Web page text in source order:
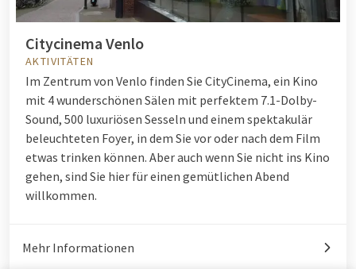
Citycinema Venlo
AKTIVITÄTEN
Im Zentrum von Venlo finden Sie CityCinema, ein Kino
mit 4 wunderschönen Sälen mit perfektem 7.1-Dolby-
Sound, 500 luxuriösen Sesseln und einem spektakulär
beleuchteten Foyer, in dem Sie vor oder nach dem Film
etwas trinken können. Aber auch wenn Sie nicht ins Kino
gehen, sind Sie hier für einen gemütlichen Abend
willkommen.
Mehr Informationen